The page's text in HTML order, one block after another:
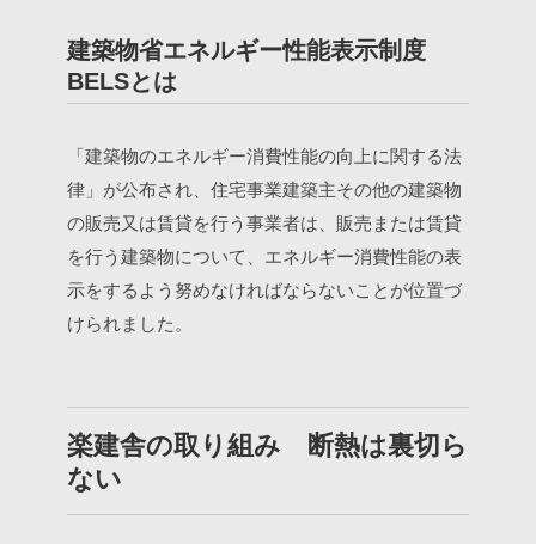
建築物省エネルギー性能表示制度
BELSとは
「建築物のエネルギー消費性能の向上に関する法
律」が公布され、住宅事業建築主その他の建築物
の販売又は賃貸を行う事業者は、販売または賃貸
を行う建築物について、エネルギー消費性能の表
示をするよう努めなければならないことが位置づ
けられました。
楽建舎の取り組み 断熱は裏切ら
ない